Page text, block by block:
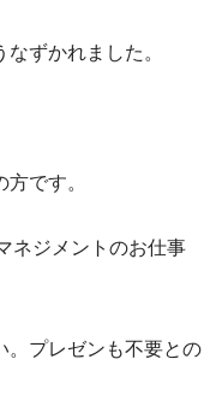
ずかれました。
です。
ネジメントのお仕事
。プレゼンも不要との